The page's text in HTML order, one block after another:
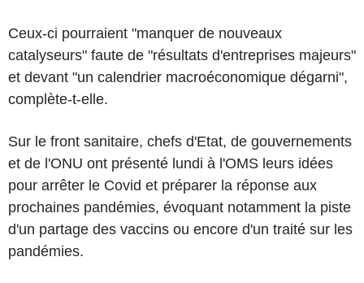
Ceux-ci pourraient "manquer de nouveaux
catalyseurs" faute de "résultats d'entreprises majeurs"
et devant "un calendrier macroéconomique dégarni",
complète-t-elle.
Sur le front sanitaire, chefs d'Etat, de gouvernements
et de l'ONU ont présenté lundi à l'OMS leurs idées
pour arrêter le Covid et préparer la réponse aux
prochaines pandémies, évoquant notamment la piste
d'un partage des vaccins ou encore d'un traité sur les
pandémies.